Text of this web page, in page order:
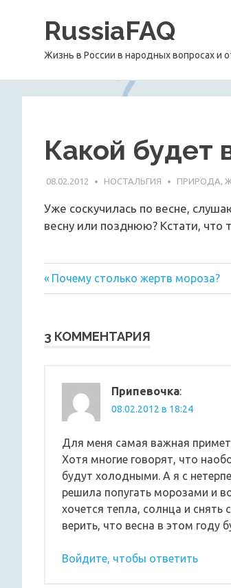
содержимомуRussiaFAQ
Жизнь в России в народных вопросах и
Какой будет
08.02.2012 НОСТАЛЬГИЯ ПРИРОДА,
Уже соскучилась по весне,
весну или позднюю? Кстати, что
Навигация
записям
Предыдущая
запись:
Почему столько жертв мороза?
3 КОММЕНТАРИЯ
Припевочка:
08.02.2012 в 18:24
Для меня самая важная
Хотя многие говорят, что
будут холодными. А я с
решила попугать морозами и
хочется тепла, солнца и
верить, что весна в этом году
Войдите, чтобы ответить